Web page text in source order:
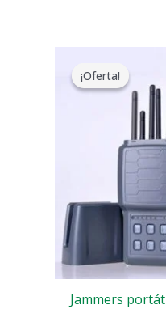
¡Oferta!
¡Oferta!
Jammers
original
era:
$699.00.
es: